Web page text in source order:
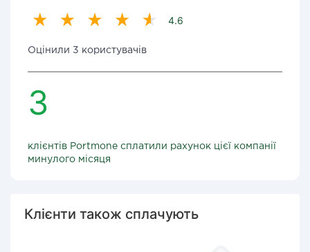
4.6
Оцінили 3 користувачів
3
клієнтів Portmone сплатили рахунок цієї компанії
минулого місяця
Клієнти також сплачують